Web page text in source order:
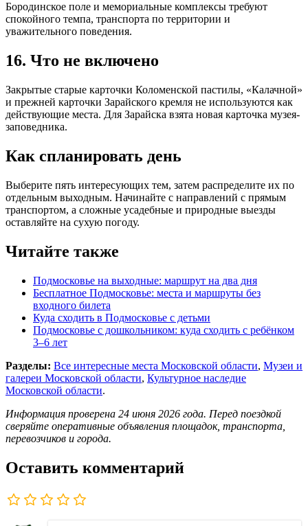
Бородинское поле и мемориальные комплексы требуют
спокойного темпа, транспорта по территории и
уважительного поведения.
16. Что не включено
Закрытые старые карточки Коломенской пастилы, «Калачной»
и прежней карточки Зарайского кремля не используются как
действующие места. Для Зарайска взята новая карточка музея-
заповедника.
Как спланировать день
Выберите пять интересующих тем, затем распределите их по
отдельным выходным. Начинайте с направлений с прямым
транспортом, а сложные усадебные и природные выезды
оставляйте на сухую погоду.
Читайте также
Подмосковье на выходные: маршрут на два дня
Бесплатное Подмосковье: места и маршруты без
входного билета
Куда сходить в Подмосковье с детьми
Подмосковье с дошкольником: куда сходить с ребёнком
3–6 лет
Разделы: Все интересные места Московской области, Музеи и
галереи Московской области, Культурное наследие
Московской области.
Информация проверена 24 июня 2026 года. Перед поездкой
сверяйте оперативные объявления площадок, транспорта,
перевозчиков и города.
Оставить комментарий